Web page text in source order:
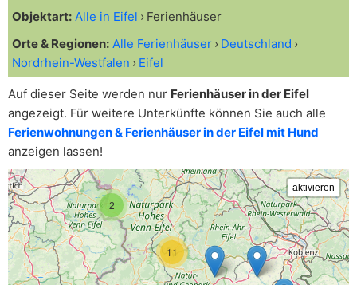
Objektart: Alle in Eifel
Ferienhäuser
Orte & Regionen: Alle Ferienhäuser
Deutschland
Nordrhein-Westfalen
Eifel
Auf dieser Seite werden nur Ferienhäuser in der Eifel
angezeigt. Für weitere Unterkünfte können Sie auch alle
Ferienwohnungen & Ferienhäuser in der Eifel mit Hund
anzeigen lassen!
2
11